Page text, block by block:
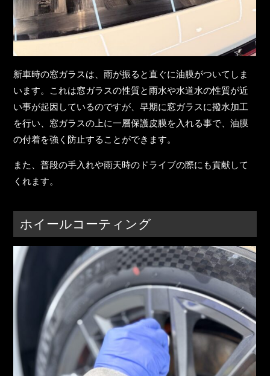
新車時の窓ガラスは、雨が振ると直ぐに油膜がついてしま
います。これは窓ガラスの性質と雨水や水道水の性質が近
い事が起因しているのですが、早期に窓ガラスに撥水加工
を行い、窓ガラスの上に一層保護皮膜を入れる事で、油膜
の付着を強く防止することができます。
また、普段の手入れや雨天時のドライブの際にも貢献して
くれます。
ホイールコーティング